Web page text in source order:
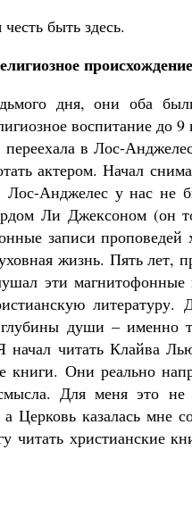
быть здесь.
дня, они оба
воспитание до 9
в Лос-
актером. Начал
Лос-Анджелес у нас
Ли Джексоном (он
записи проповедей
жизнь. Пять лет,
эти
литературу.
души – именно
начал читать Клайва
книги. Они реально
Для меня это не
казалась мне
христианские